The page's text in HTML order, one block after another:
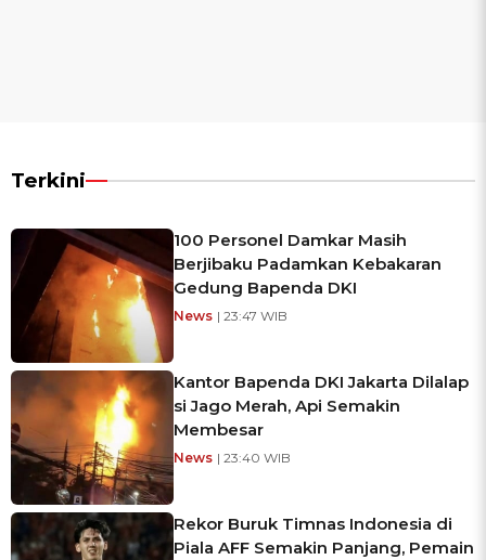
Terkini
100 Personel Damkar Masih
Berjibaku Padamkan Kebakaran
Gedung Bapenda DKI
News | 23:47 WIB
Kantor Bapenda DKI Jakarta Dilalap
si Jago Merah, Api Semakin
Membesar
News | 23:40 WIB
Rekor Buruk Timnas Indonesia di
Piala AFF Semakin Panjang, Pemain